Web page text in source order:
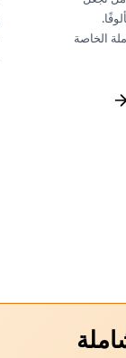
الخاصة